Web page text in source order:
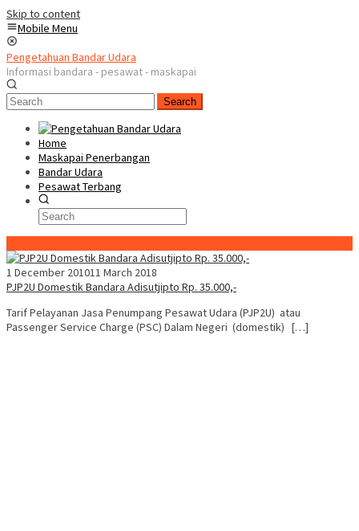
Skip to content
Mobile Menu
Pengetahuan Bandar Udara
Informasi bandara - pesawat - maskapai
Search
Home
Maskapai Penerbangan
Bandar Udara
Pesawat Terbang
1 December 201011 March 2018
PJP2U Domestik Bandara Adisutjipto Rp. 35.000,-
Tarif Pelayanan Jasa Penumpang Pesawat Udara (PJP2U) atau
Passenger Service Charge (PSC) Dalam Negeri (domestik) […]